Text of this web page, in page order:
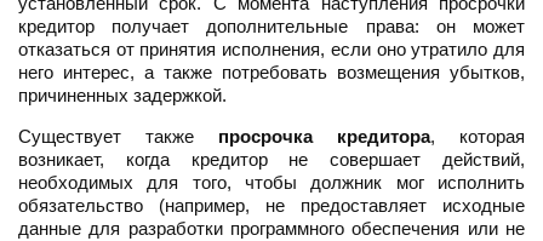
кредитор получает дополнительные права: он может
отказаться от принятия исполнения, если оно утратило для
него интерес, а также потребовать возмещения убытков,
причиненных задержкой.
Существует также просрочка кредитора, которая
возникает, когда кредитор не совершает действий,
необходимых для того, чтобы должник мог исполнить
обязательство (например, не предоставляет исходные
данные для разработки программного обеспечения или не